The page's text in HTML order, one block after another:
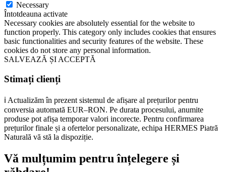
Necessary
Întotdeauna activate
Necessary cookies are absolutely essential for the website to
function properly. This category only includes cookies that ensures
basic functionalities and security features of the website. These
cookies do not store any personal information.
SALVEAZĂ ȘI ACCEPTĂ
Stimați clienți
ℹ️ Actualizăm în prezent sistemul de afișare al prețurilor pentru
conversia automată EUR–RON. Pe durata procesului, anumite
produse pot afișa temporar valori incorecte. Pentru confirmarea
prețurilor finale și a ofertelor personalizate, echipa HERMES Piatră
Naturală vă stă la dispoziție.
Vă mulțumim pentru înțelegere și